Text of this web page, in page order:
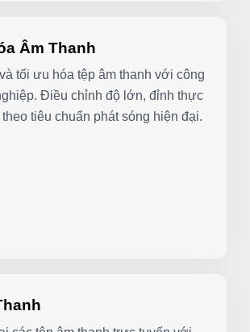
Âm Thanh
tối ưu hóa tệp âm thanh với công
Điều chỉnh độ lớn, đỉnh thực
tiêu chuẩn phát sóng hiện đại.